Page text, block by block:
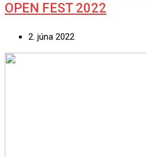
OPEN FEST 2022
2. júna 2022